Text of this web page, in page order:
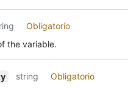
Obligatorio
the variable.
string
Obligatorio